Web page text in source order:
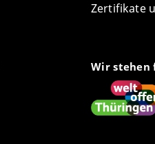
Zertifikate
Wir stehen